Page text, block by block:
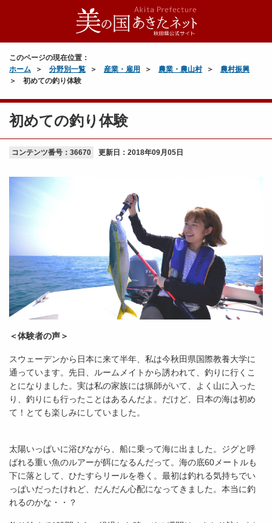
このページの現在位置：
ホーム
分野別一覧 産業・雇用 農業・農山村
農村振興
初めての釣り体験
初めての釣り体験
コンテンツ番号：36670 更新日： 2018年09月05日
＜体験者の声＞
スウェーデンから日本に来て半年、私は今秋田県国際教養大学に
通っています。先日、ルームメイトから誘われて、釣りに行くこ
とになりました。実は私の家族には猟師がいて、よく山に入った
り、釣りにも行ったことはあるんだよ。だけど、日本の海は初め
て！とても楽しみにしていました。
太陽いっぱいに浴びながら、船に乗って海に出ました。ジグと呼
ばれる重い魚のルアーが餌になるんだって。海の底60メートルも
下に落として、ひたすらリールを巻く。最初は釣れる気持ちでい
っぱいだったけれど、だんだん心配になってきました。本当に釣
れるのかな・・？